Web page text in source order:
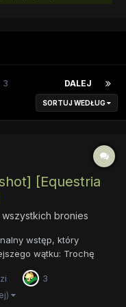
DALEJ
3
SORTUJ WEDŁUG
[Equestria
bronies
wstęp, który
wątku: Trochę
w serię
groźby, że Da...
3